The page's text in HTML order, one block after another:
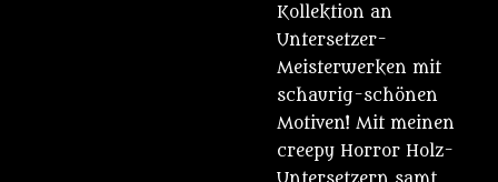
Kollektion an
Untersetzer-
Meisterwerken mit
schaurig-schönen
Motiven! Mit meinen
creepy Horror Holz-